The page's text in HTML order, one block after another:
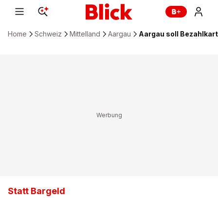
Home Schweiz Mittelland Aargau Aargau soll
Statt Bargeld